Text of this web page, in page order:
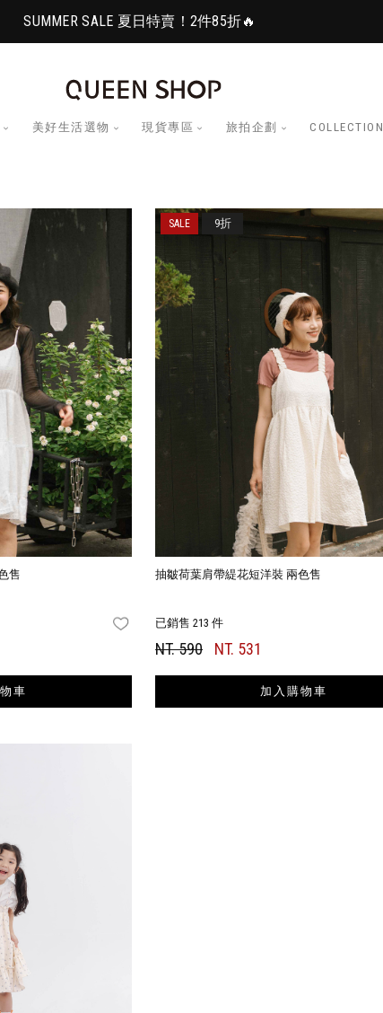
SUMMER SALE 夏日特賣！2件85折🔥
美好生活選物 現貨專區 旅拍企劃 COLLECTION
售
FAVORITES
車
抽皺荷葉肩帶緹花短洋裝 兩色售
已銷售 213 件
NT. 590 NT. 531
加入購物車
9折